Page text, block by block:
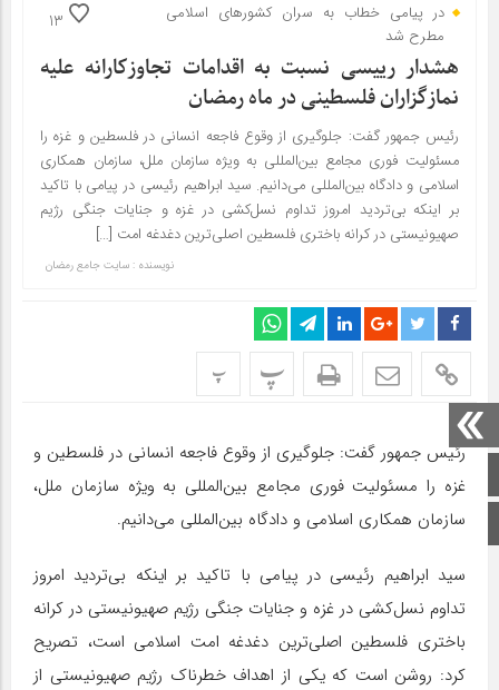
صفحه اصلی
اینستاگرام
13
در پیامی خطاب به سران کشورهای اسلامی
مطرح شد
هشدار رییسی نسبت به اقدامات تجاوزکارانه علیه
نمازگزاران فلسطینی در ماه رمضان
رئیس جمهور گفت: جلوگیری از وقوع فاجعه انسانی در فلسطین و غزه را
مسئولیت فوری مجامع بین‌المللی به ویژه سازمان ملل، سازمان همکاری
اسلامی و دادگاه بین‌المللی می‌دانیم. سید ابراهیم رئیسی در پیامی با تاکید
بر اینکه بی‌تردید امروز تداوم نسل‌کشی در غزه و جنایات جنگی رژیم
صهیونیستی در کرانه باختری فلسطین اصلی‌ترین دغدغه امت […]
نویسنده : سایت جامع رمضان
پ پ
رئیس جمهور گفت: جلوگیری از وقوع فاجعه انسانی در فلسطین و
غزه را مسئولیت فوری مجامع بین‌المللی به ویژه سازمان ملل،
سازمان همکاری اسلامی و دادگاه بین‌المللی می‌دانیم.
سید ابراهیم رئیسی در پیامی با تاکید بر اینکه بی‌تردید امروز
تداوم نسل‌کشی در غزه و جنایات جنگی رژیم صهیونیستی در کرانه
باختری فلسطین اصلی‌ترین دغدغه امت اسلامی است، تصریح
کرد: روشن است که یکی از اهداف خطرناک رژیم صهیونیستی از